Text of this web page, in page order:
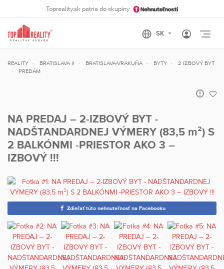
Topreality.sk patria do skupiny
REALITY BRATISLAVA II BRATISLAVA-VRAKUŇA BYTY
2 IZBOVÝ BYT
PREDÁM
NA PREDAJ – 2-IZBOVÝ BYT -
NADŠTANDARDNEJ VÝMERY (83,5 m²) S
2 BALKÓNMI -PRIESTOR AKO 3 –
IZBOVÝ !!!
Zdieľať túto nehnuteľnosť na Facebooku